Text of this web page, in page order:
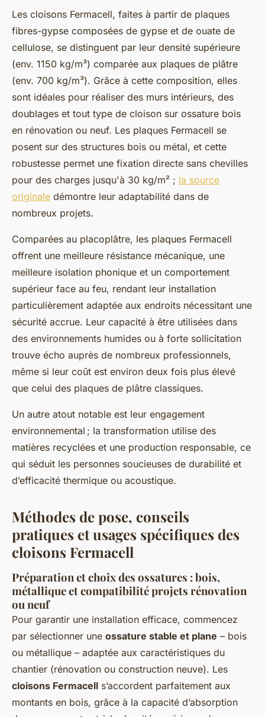
Les cloisons Fermacell, faites à partir de plaques
fibres-gypse composées de gypse et de ouate de
cellulose, se distinguent par leur densité supérieure
(env. 1150 kg/m³) comparée aux plaques de plâtre
(env. 700 kg/m³). Grâce à cette composition, elles
sont idéales pour réaliser des murs intérieurs, des
doublages et tout type de cloison sur ossature bois
en rénovation ou neuf. Les plaques Fermacell se
posent sur des structures bois ou métal, et cette
robustesse permet une fixation directe sans chevilles
pour des charges jusqu'à 30 kg/m² ; la source
originale démontre leur adaptabilité dans de
nombreux projets.
Comparées au placoplâtre, les plaques Fermacell
offrent une meilleure résistance mécanique, une
meilleure isolation phonique et un comportement
supérieur face au feu, rendant leur installation
particulièrement adaptée aux endroits nécessitant une
sécurité accrue. Leur capacité à être utilisées dans
des environnements humides ou à forte sollicitation
trouve écho auprès de nombreux professionnels,
même si leur coût est environ deux fois plus élevé
que celui des plaques de plâtre classiques.
Un autre atout notable est leur engagement
environnemental ; la transformation utilise des
matières recyclées et une production responsable, ce
qui séduit les personnes soucieuses de durabilité et
d’efficacité thermique ou acoustique.
Méthodes de pose, conseils
pratiques et usages spécifiques des
cloisons Fermacell
Préparation et choix des ossatures : bois,
métallique et compatibilité projets rénovation
ou neuf
Pour garantir une installation efficace, commencez
par sélectionner une ossature stable et plane – bois
ou métallique – adaptée aux caractéristiques du
chantier (rénovation ou construction neuve). Les
cloisons Fermacell s’accordent parfaitement aux
montants en bois, grâce à la capacité d’absorption